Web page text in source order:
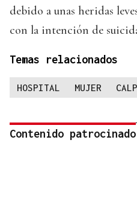
debido a unas heridas
con la intención de
Temas relacionados
HOSPITAL MUJER
Contenido patrocinado